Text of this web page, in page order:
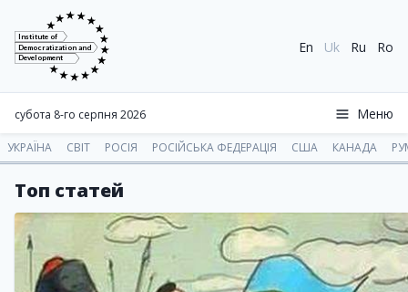
Institute of
Democratization and
Development
En Uk Ru Ro
субота 8-го серпня 2026 Меню
УКРАЇНА СВІТ РОСІЯ РОСІЙСЬКА ФЕДЕРАЦІЯ США КАНАДА
Топ статей